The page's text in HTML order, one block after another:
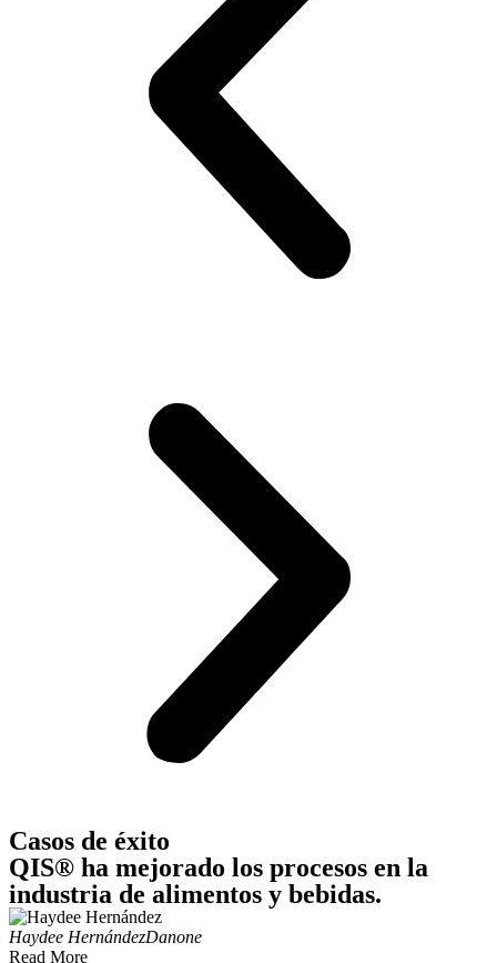
Casos de éxito
QIS® ha mejorado los procesos en la
industria de alimentos y bebidas.
Haydee HernándezDanone
Read More